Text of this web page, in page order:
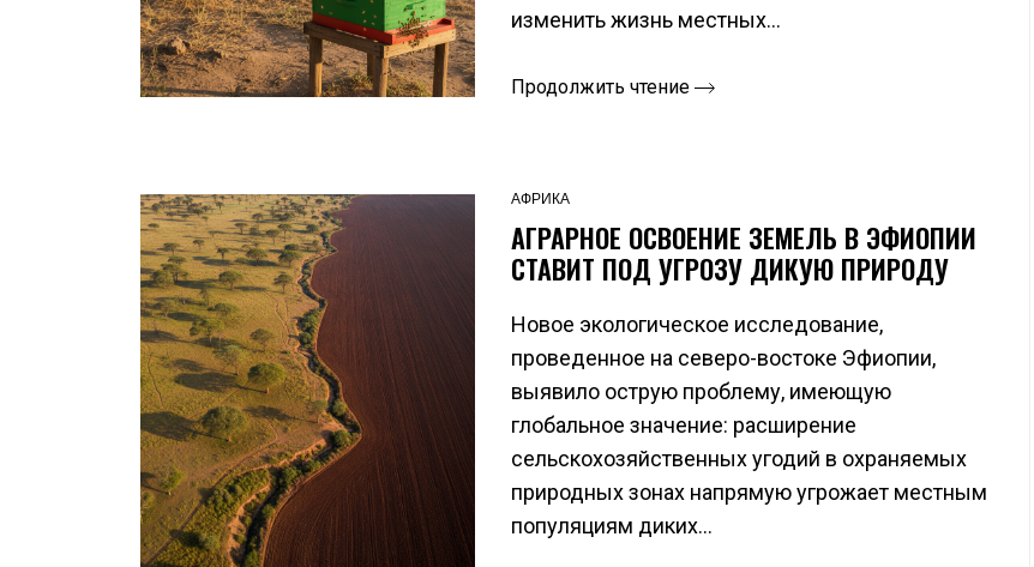
изменить жизнь местных...
Продолжить чтение
АФРИКА
АГРАРНОЕ ОСВОЕНИЕ ЗЕМЕЛЬ В ЭФИОПИИ
СТАВИТ ПОД УГРОЗУ ДИКУЮ ПРИРОДУ
Новое экологическое исследование,
проведенное на северо-востоке Эфиопии,
выявило острую проблему, имеющую
глобальное значение: расширение
сельскохозяйственных угодий в охраняемых
природных зонах напрямую угрожает местным
популяциям диких...